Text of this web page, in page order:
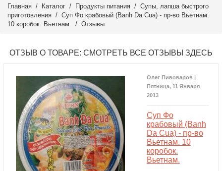
Главная / Каталог / Продукты питания / Супы, лапша быстрого
приготовления / Суп Фо крабовый (Banh Da Cua) - пр-во Вьетнам.
10 коробок. Вьетнам. / Отзывы
ОТЗЫВ О ТОВАРЕ: СМОТРЕТЬ ВСЕ ОТЗЫВЫ ЗДЕСЬ
Олег Пивоваров |
Пятница, 11 Января
2013
Суп Фо
крабовый (Banh
Da Cua) - пр-во
Вьетнам. 10
коробок.
Вьетнам.